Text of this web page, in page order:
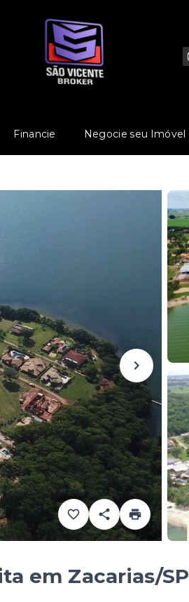
Financie Negocie seu Imóvel
em Zacarias/SP